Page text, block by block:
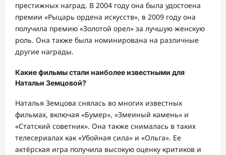
престижных наград. В 2004 году она была удостоена
премии «Рыцарь ордена искусств», в 2009 году она
получила премию «Золотой орел» за лучшую женскую
роль. Она также была номинирована на различные
другие награды.
Какие фильмы стали наиболее известными для
Натальи Земцовой?
Наталья Земцова снялась во многих известных
фильмах, включая «Бумер», «Змеиный камень» и
«Статский советник». Она также снималась в таких
телесериалах как «Убойная сила» и «Ольга». Ее
актёрская игра получила высокую оценку критиков и